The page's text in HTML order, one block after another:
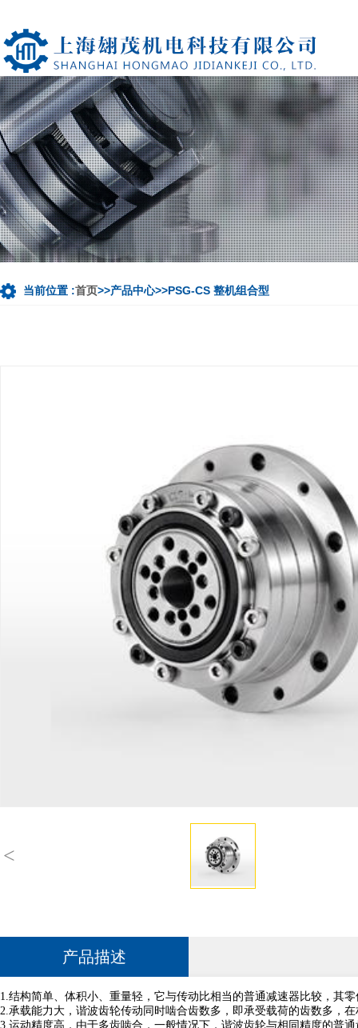
当前位置 :首页>>产品中心>>PSG-CS 整机组合型
<
产品描述
1.结构简单、体积小、重量轻，它与传动比相当的普通减速器比较，其
2.承载能力大，谐波齿轮传动同时啮合齿数多，即承受载荷的齿数多，
3.运动精度高，由于多齿啮合，一般情况下，谐波齿轮与相同精度的普